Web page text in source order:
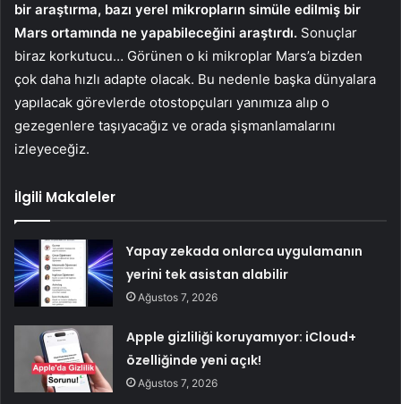
bir araştırma, bazı yerel mikropların simüle edilmiş bir
Mars ortamında ne yapabileceğini araştırdı. Sonuçlar
biraz korkutucu… Görünen o ki mikroplar Mars’a bizden
çok daha hızlı adapte olacak. Bu nedenle başka dünyalara
yapılacak görevlerde otostopçuları yanımıza alıp o
gezegenlere taşıyacağız ve orada şişmanlamalarını
izleyeceğiz.
İlgili Makaleler
Yapay zekada onlarca uygulamanın
yerini tek asistan alabilir
Ağustos 7, 2026
Apple gizliliği koruyamıyor: iCloud+
özelliğinde yeni açık!
Ağustos 7, 2026